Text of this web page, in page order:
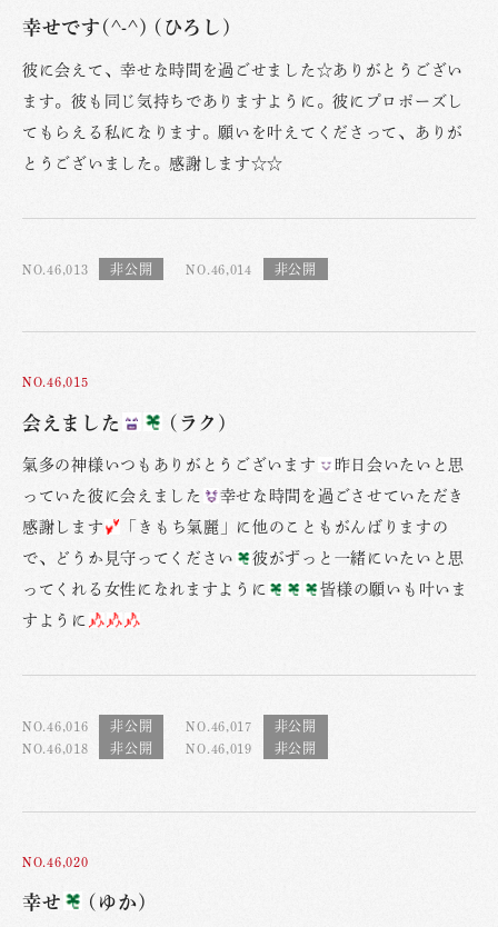
幸せです(^-^) (ひろし)
彼に会えて、幸せな時間を過ごせました☆ありがとうござい
ます。彼も同じ気持ちでありますように。彼にプロポーズし
てもらえる私になります。願いを叶えてくださって、ありが
とうございました。感謝します☆☆
NO.46,013 NO.46,014
NO.46,015
会えました (ラク)
氣多の神様いつもありがとうございます
昨日会いたいと思
っていた彼に会えました
幸せな時間を過ごさせていただき
感謝します
「きもち氣麗」に他のこともがんばりますの
で、どうか見守ってください
彼がずっと一緒にいたいと思
ってくれる女性になれますように
皆様の願いも叶いま
すように
NO.46,016
NO.46,017
NO.46,018
NO.46,019
NO.46,020
幸せ (ゆか)